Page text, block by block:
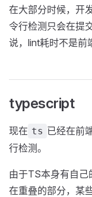
在大部分时候，开
令行检测只会在提
说，lint耗时不是前
typescript
现在 ts 已经在前
行检测。
由于TS本身有自己
在重叠的部分，某